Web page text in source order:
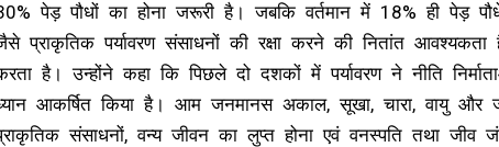
पेड़ पौधों का होना जरूरी है। जबकि वर्तमान में 18% ही पेड़
प्राकृतिक पर्यावरण संसाधनों की रक्षा करने की नितांत
है। उन्होंने कहा कि पिछले दो दशकों में पर्यावरण ने नीति
आकर्षित किया है। आम जनमानस अकाल, सूखा, चारा, वायु और
संसाधनों, वन्य जीवन का लुप्त होना एवं वनस्पति तथा